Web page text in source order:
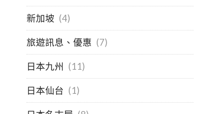
新加坡 (4)
旅遊訊息、優惠 (7)
日本九州 (11)
日本仙台 (1)